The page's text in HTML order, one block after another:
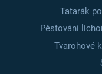
Tatarák
Pěstování
Tvarohové